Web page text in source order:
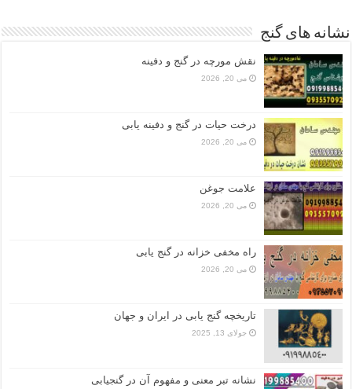
نشانه های گنج
نقش مورچه در گنج و دفینه
می 20, 2026
درخت حیات در گنج و دفینه یابی
می 20, 2026
علامت جوغن
می 20, 2026
راه مخفی خزانه در گنج یابی
می 20, 2026
تاریخچه گنج‌ یابی در ایران و جهان
جولای 13, 2025
نشانه تبر معنی و مفهوم آن در گنجیابی